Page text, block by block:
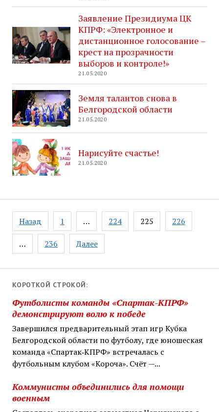
КОРОТКОЙ СТРОКОЙ:
Футболисты команды «Спартак-КПРФ»
демонстрируют волю к победе
Завершился предварительный этап игр Кубка
Белгородской области по футболу, где юношеская
команда «Спартак‑КПРФ» встречалась с
футбольным клубом «Короча». Счёт —...
Коммунисты объединились для помощи
военным
Заявление Президиума ЦК
КПРФ: «Электронное и
дистанционное голосование –
крест на прозрачности
выборов и контроле!»
21.05.2020
Земля талантов снова в
Белгородской области
21.05.2020
Нарисуйте счастье!
21.05.2020
Навигация
по
записям
Назад 1 … 224 225 226
… 236 Далее